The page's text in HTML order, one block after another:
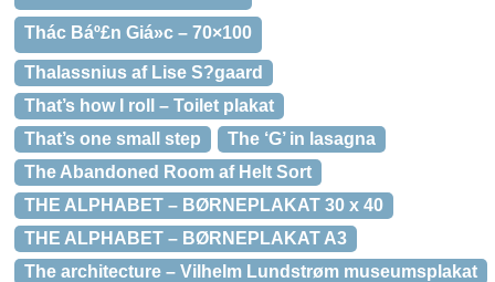
Thác Báº£n Giá»c – 70×100
Thalassnius af Lise S?gaard
That’s how I roll – Toilet plakat
That’s one small step
The ‘G’ in lasagna
The Abandoned Room af Helt Sort
THE ALPHABET – BØRNEPLAKAT 30 x 40
THE ALPHABET – BØRNEPLAKAT A3
The architecture – Vilhelm Lundstrøm museumsplakat